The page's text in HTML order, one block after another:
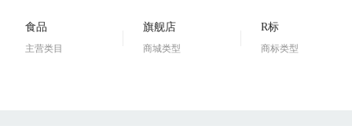
食品
主营类目
旗舰店
商城类型
R标
商标类型